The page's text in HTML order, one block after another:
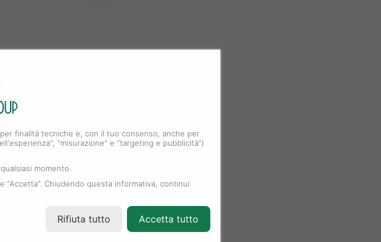
finalità tecniche e, con il tuo consenso, anche per
“misurazione” e “targeting e pubblicità”)
momento.
“Accetta”. Chiudendo questa informativa, continui
Rifiuta tutto Accetta tutto